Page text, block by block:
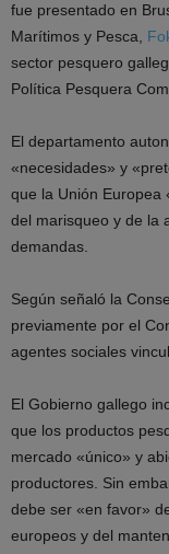
fue presentado en
Marítimos y Pesca,
sector pesquero
Política Pesquera
El departamento
«necesidades» y
que la Unión Europea
del marisqueo y de la
demandas.
Según señaló la
previamente por el
agentes sociales
El Gobierno gallego
que los productos
mercado «único» y
productores. Sin
debe ser «en favor»
europeos y del